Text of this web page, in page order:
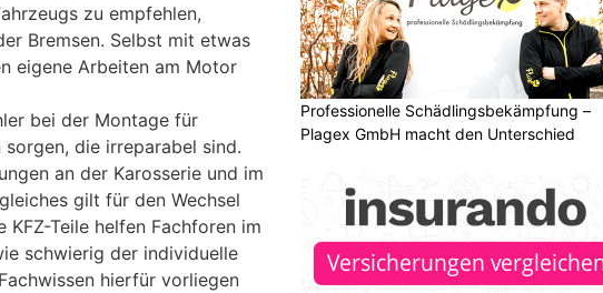
zu empfehlen,
Bremsen. Selbst mit etwas
eigene Arbeiten am Motor
bei der Montage für
die irreparabel sind.
an der Karosserie und im
gilt für den Wechsel
KFZ-Teile helfen Fachforen im
schwierig der individuelle
hierfür vorliegen
Professionelle Schädlingsbekämpfung –
Plagex GmbH macht den Unterschied